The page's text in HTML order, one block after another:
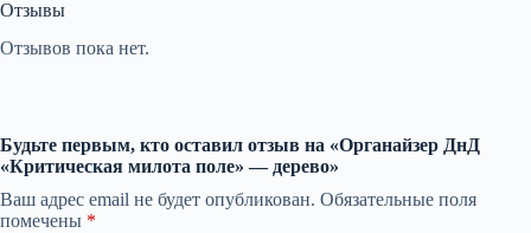
Отзывы
Отзывов пока нет.
Будьте первым, кто оставил отзыв на «Органайзер ДнД
«Критическая милота поле» — дерево»
Ваш адрес email не будет опубликован. Обязательные поля
помечены *